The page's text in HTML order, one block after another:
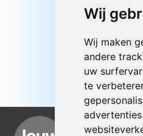
Wij
Wij maken
andere
uw
te